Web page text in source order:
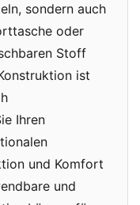
sondern auch
oder
Stoff
ist
Ihren
und Komfort
und